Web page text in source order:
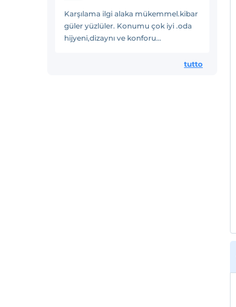
Karşılama ilgi alaka mükemmel.kibar
güler yüzlüler. Konumu çok iyi .oda
hijyeni,dizaynı ve konforu
tutto